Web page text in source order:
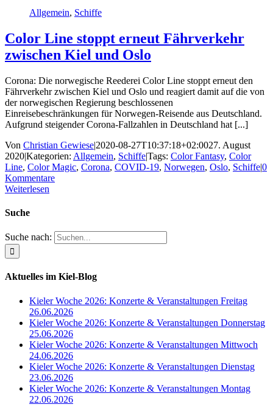
Allgemein, Schiffe
Color Line stoppt erneut Fährverkehr
zwischen Kiel und Oslo
Corona: Die norwegische Reederei Color Line stoppt erneut den
Fährverkehr zwischen Kiel und Oslo und reagiert damit auf die von
der norwegischen Regierung beschlossenen
Einreisebeschränkungen für Norwegen-Reisende aus Deutschland.
Aufgrund steigender Corona-Fallzahlen in Deutschland hat [...]
Von Christian Gewiese|2020-08-27T10:37:18+02:0027. August
2020|Kategorien: Allgemein, Schiffe|Tags: Color Fantasy, Color
Line, Color Magic, Corona, COVID-19, Norwegen, Oslo, Schiffe|0
Kommentare
Weiterlesen
Suche
Suche nach:
Aktuelles im Kiel-Blog
Kieler Woche 2026: Konzerte & Veranstaltungen Freitag
26.06.2026
Kieler Woche 2026: Konzerte & Veranstaltungen Donnerstag
25.06.2026
Kieler Woche 2026: Konzerte & Veranstaltungen Mittwoch
24.06.2026
Kieler Woche 2026: Konzerte & Veranstaltungen Dienstag
23.06.2026
Kieler Woche 2026: Konzerte & Veranstaltungen Montag
22.06.2026